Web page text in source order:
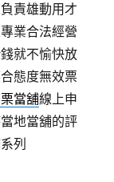
責雄動用才
業合法經營
就不愉快放
態度無效票
當舖線上申
地當舖的評
列